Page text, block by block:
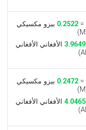
0.2522 بيزو مكسيكي
3.9649 الأفغاني الأفغاني
0.2472 بيزو مكسيكي
4.0465 الأفغاني الأفغاني